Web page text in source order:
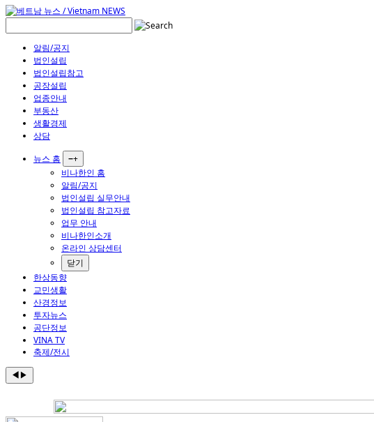
알림/공지
법인설립
법인설립참고
공장설립
업종안내
부동산
생활경제
상담
뉴스 홈
−+
비나한인 홈
알림/공지
법인설립 실무안내
법인설립 참고자료
업무 안내
비나한인소개
온라인 상담센터
닫기
한상동향
교민생활
산경정보
투자뉴스
공단정보
VINA TV
축제/전시
◀▶